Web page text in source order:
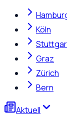
Köln
Graz
Zürich
Bern
Aktuell